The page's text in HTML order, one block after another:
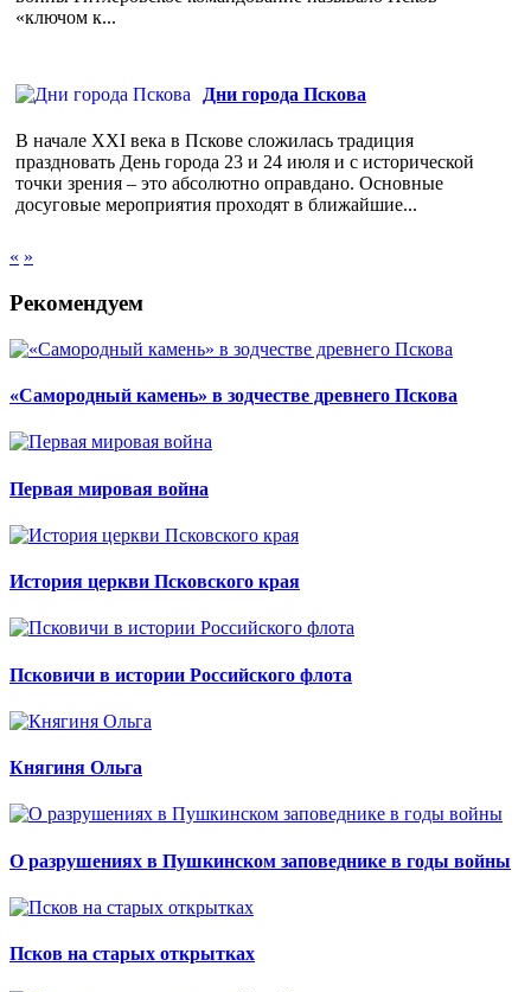
«ключом к...
Дни города Пскова
В начале XXI века в Пскове сложилась традиция
праздновать День города 23 и 24 июля и с исторической
точки зрения – это абсолютно оправдано. Основные
досуговые мероприятия проходят в ближайшие...
« »
Рекомендуем
«Самородный камень» в зодчестве древнего Пскова
Первая мировая война
История церкви Псковского края
Псковичи в истории Российского флота
Княгиня Ольга
О разрушениях в Пушкинском заповеднике в годы войны
Псков на старых открытках